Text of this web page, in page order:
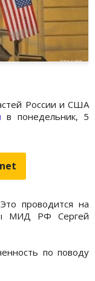
России и США
в понедельник, 5
проводится на
МИД РФ Сергей
по поводу